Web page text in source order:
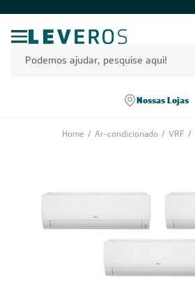
Nossas Lojas
Home / Ar-condicionado / VRF /